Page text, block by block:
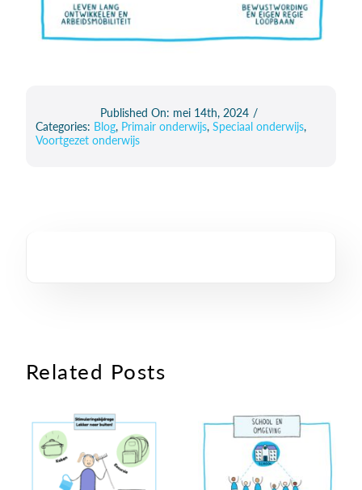
Published On: mei 14th, 2024 /
Categories: Blog, Primair onderwijs, Speciaal onderwijs,
Voortgezet onderwijs
Related Posts